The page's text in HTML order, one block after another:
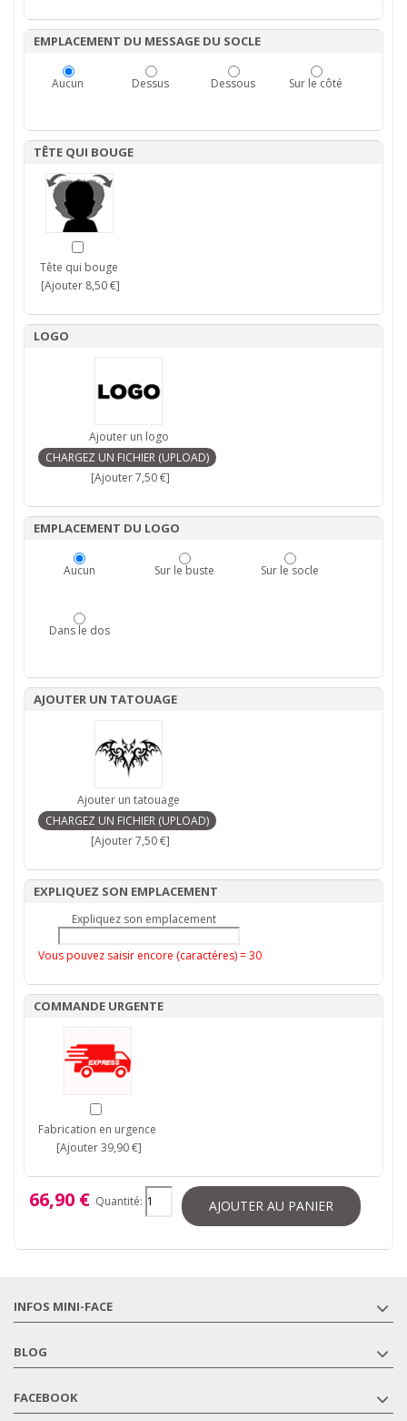
EMPLACEMENT DU MESSAGE DU SOCLE
Aucun Dessus Dessous Sur le côté
TÊTE QUI BOUGE
Tête qui bouge
[Ajouter 8,50 €]
LOGO
Ajouter un logo
[Ajouter 7,50 €]
EMPLACEMENT DU LOGO
Aucun Sur le buste Sur le socle
Dans le dos
AJOUTER UN TATOUAGE
Ajouter un tatouage
[Ajouter 7,50 €]
EXPLIQUEZ SON EMPLACEMENT
Expliquez son emplacement
Vous pouvez saisir encore (caractéres) =30
COMMANDE URGENTE
Fabrication en urgence
[Ajouter 39,90 €]
66,90 € Quantité: AJOUTER AU PANIER
INFOS MINI-FACE
BLOG
FACEBOOK